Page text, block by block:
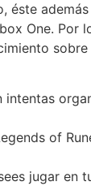
One.
of
jugar